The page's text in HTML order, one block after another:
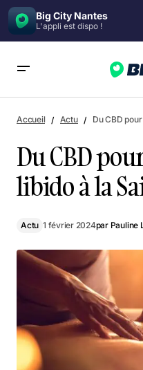
Big City Nantes
L'appli est dispo !
Accueil Actu Du CBD
Du CBD
libido à la
Actu 1 février 2024par Pauline